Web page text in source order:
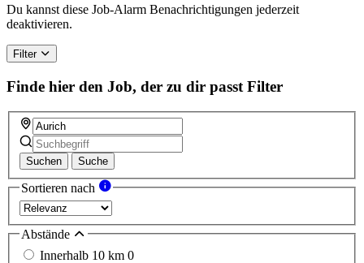
Du kannst diese Job-Alarm Benachrichtigungen jederzeit
deaktivieren.
Filter
Finde hier den Job, der zu dir passt Filter
Suchen Suche
Sortieren nach
Abstände
Innerhalb 10 km 0